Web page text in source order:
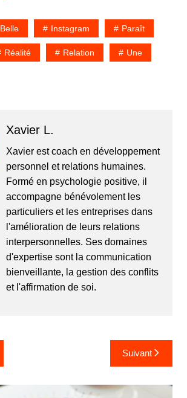
Belle Instagram Paraît
Réalité Relation Une
Xavier L.
Xavier est coach en développement
personnel et relations humaines.
Formé en psychologie positive, il
accompagne bénévolement les
particuliers et les entreprises dans
l'amélioration de leurs relations
interpersonnelles. Ses domaines
d'expertise sont la communication
bienveillante, la gestion des conflits
et l'affirmation de soi.
Suivant